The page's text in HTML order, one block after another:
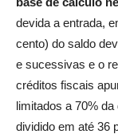
devida a entrada,
cento) do saldo
e sucessivas e o
créditos fiscais
limitados a 70%
dividido em até 36